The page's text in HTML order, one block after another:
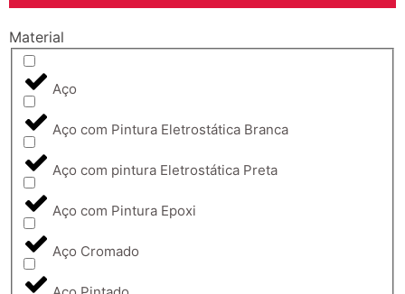
Material
Aço
Aço com Pintura Eletrostática Branca
Aço com pintura Eletrostática Preta
Aço com Pintura Epoxi
Aço Cromado